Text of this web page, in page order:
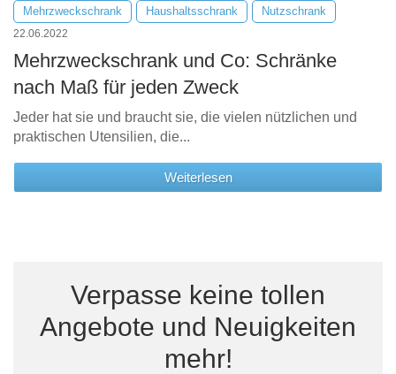
Mehrzweckschrank Haushaltsschrank Nutzschrank
22.06.2022
Mehrzweckschrank und Co: Schränke
nach Maß für jeden Zweck
Jeder hat sie und braucht sie, die vielen nützlichen und
praktischen Utensilien, die...
Weiterlesen
Verpasse keine tollen
Angebote und Neuigkeiten
mehr!